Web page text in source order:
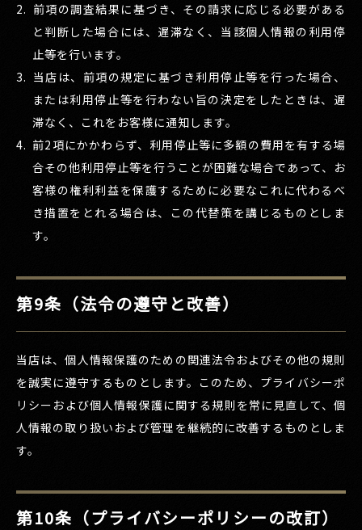
前項の調査結果に基づき、その請求に応じる必要がある
と判断した場合には、遅滞なく、当該個人情報の利用停
止等を行います。
当店は、前項の規定に基づき利用停止等を行った場合、
または利用停止等を行わない旨の決定をしたときは、遅
滞なく、これをお客様に通知します。
前2項にかかわらず、利用停止等に多額の費用を有する場
合その他利用停止等を行うことが困難な場合であって、お
客様の権利利益を保護するために必要なこれに代わるべ
き措置をとれる場合は、この代替策を講じるものとしま
す。
第9条（法令の遵守と改善）
当店は、個人情報保護のための関連法令およびその他の規則
を誠実に遵守するものとします。このため、プライバシーポ
リシーおよび個人情報保護に関する規則を常に見直して、個
人情報の取り扱いおよび管理を継続的に改善するものとしま
す。
第10条（プライバシーポリシーの改訂）